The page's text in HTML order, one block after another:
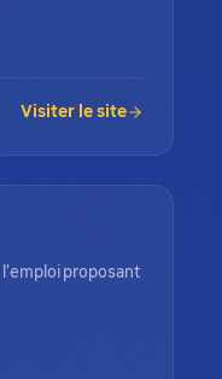
Visiter le site
l'emploi proposant